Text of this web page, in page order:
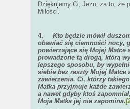
Dziękujemy Ci, Jezu, za to, że
Miłości.
4. Kto będzie mówił
obawiać się ciemności nocy,
powierzające się Mojej Matce
prowadzone tą drogą, którą
lepszego sposobu, by
siebie bez reszty Mojej Matce
zawierzenia. Ci, którzy
Matka przyjmuje każde
a nawet gdyby ktoś
Moja Matka jej nie zapomina.